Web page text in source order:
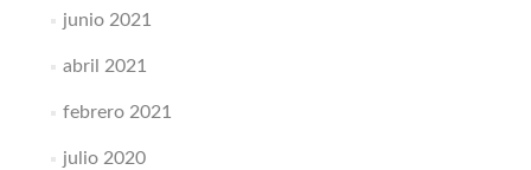
junio 2021
abril 2021
febrero 2021
julio 2020